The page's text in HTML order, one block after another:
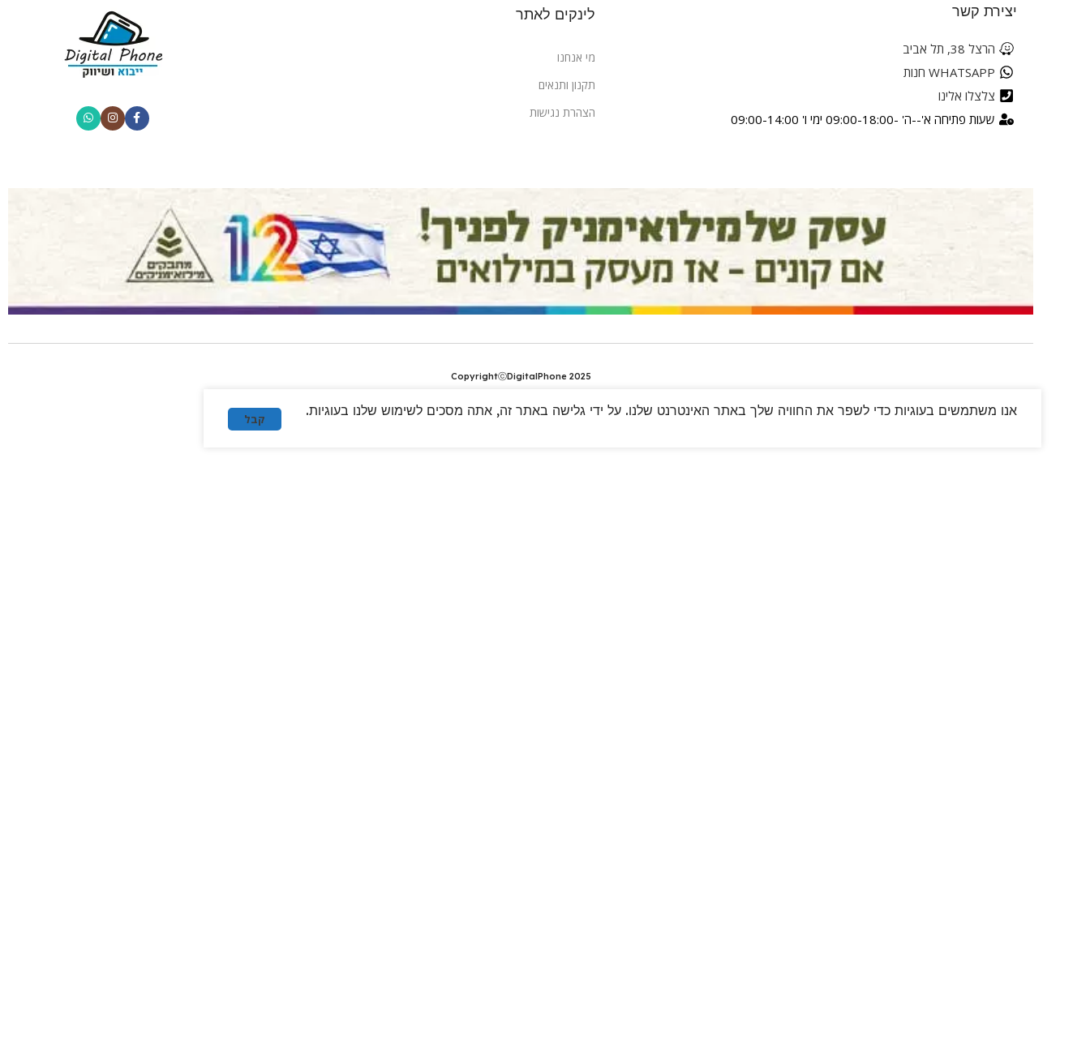
יצירת קשר
הרצל 38, תל אביב
WHATSAPP חנות
צלצלו אלינו
שעות פתיחה א'--ה' -09:00-18:00 ימי ו' 09:00-14:00
לינקים לאתר
מי אנחנו
תקנון ותנאים
הצהרת נגישות
CopyrightⓒDigitalPhone 2025
אנו משתמשים בעוגיות כדי לשפר את החוויה שלך באתר האינטרנט שלנו. על ידי גלישה באתר זה, אתה מסכים לשימוש שלנו בעוגיות.
קבל